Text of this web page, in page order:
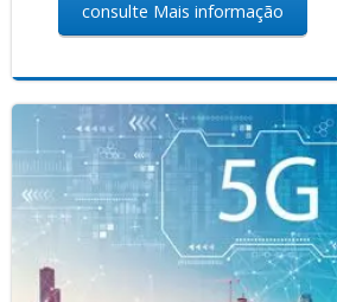
consulte Mais informação